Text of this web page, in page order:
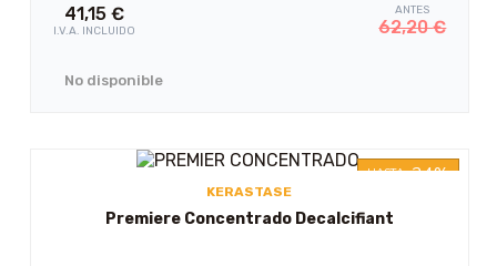
41,15 €
I.V.A. INCLUIDO
ANTES
62,20€
No disponible
HASTA-34%
KERASTASE
Premiere Concentrado Decalcifiant